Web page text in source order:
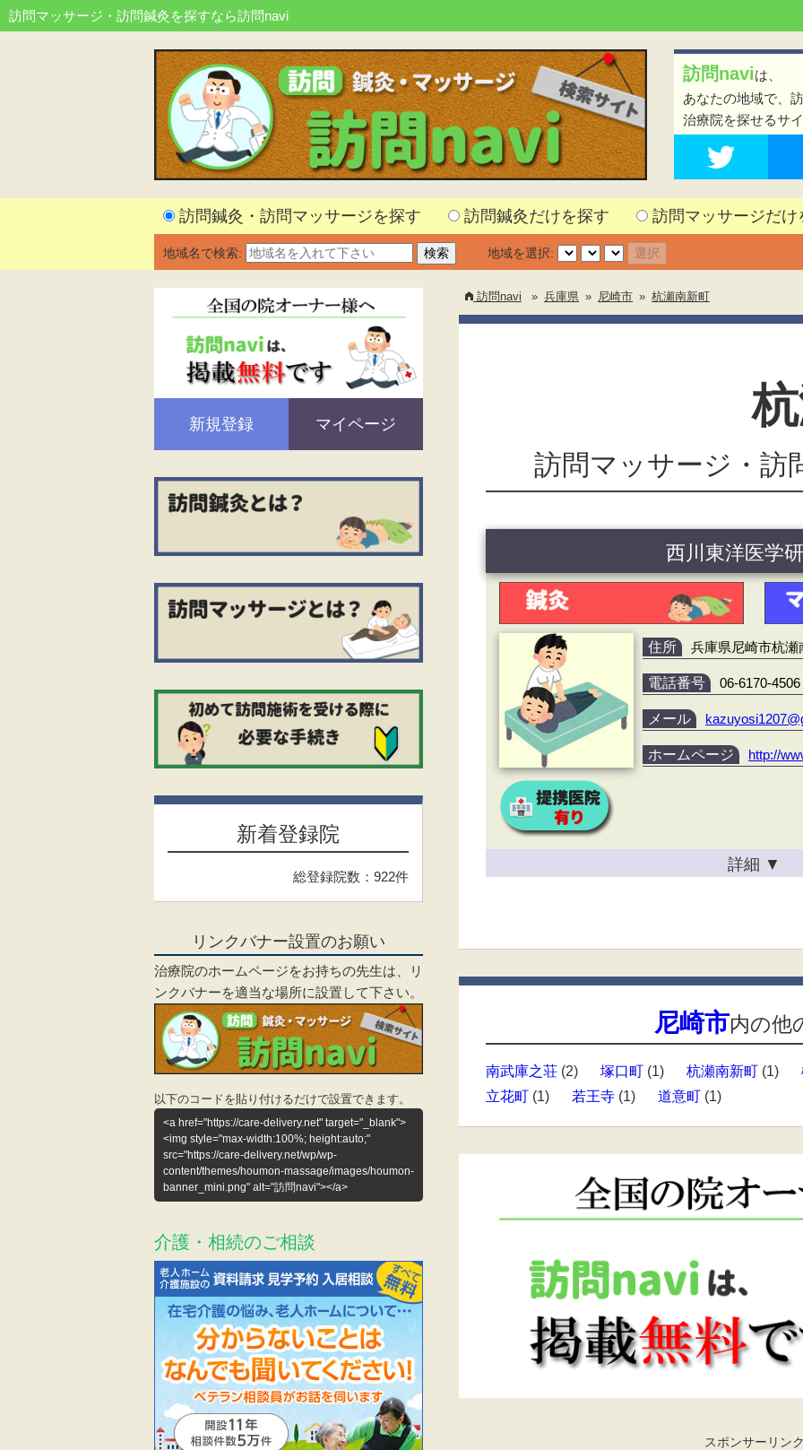
訪問マッサージ・訪問鍼灸を探すなら訪問navi
訪問naviは、
あなたの地域で、
治療院を探せるサ
訪問鍼灸・訪問マッサージを探す 訪問鍼灸だけを探す 訪問マッサージだけ
地域名で検索: 地域を選択:
訪問navi » 兵庫県 » 尼崎市 » 杭瀬南新町
訪問マッサージ・訪
西川東洋医学
住所 兵庫県尼崎市杭瀬
電話番号 06-6170-4506
メール
ホームページ http://
詳細 ▼
尼崎市内の他
南武庫之荘 (2) 塚口町 (1) 杭瀬南新町 (1)
立花町 (1) 若王寺 (1) 道意町 (1)
スポンサーリン
新規登録 マイページ
新着登録院
総登録院数：922件
リンクバナー設置のお願い
治療院のホームページをお持ちの先生は、リ
ンクバナーを適当な場所に設置して下さい。
以下のコードを貼り付けるだけで設置できます。
<a href="https://care-delivery.net" target="_blank">
<img style="max-width:100%; height:auto;"
src="https://care-delivery.net/wp/wp-
content/themes/houmon-massage/images/houmon-
banner_mini.png" alt="訪問navi"></a>
介護・相続のご相談